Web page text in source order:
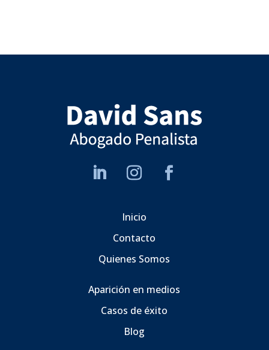
Inicio
Contacto
Quienes Somos
Aparición en medios
Casos de éxito
Blog